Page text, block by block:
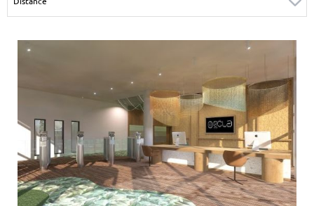
m²
Type de location
Colocation
Votre date d'entrée